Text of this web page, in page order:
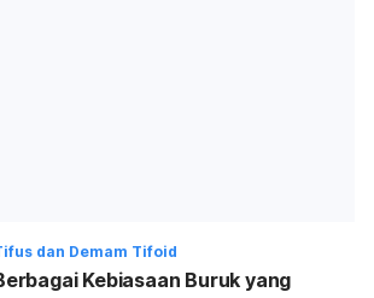
dan Demam Tifoid
Kebiasaan Buruk yang